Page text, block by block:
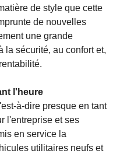
de style que cette
de nouvelles
une grande
la sécurité, au confort et,
l'heure
à-dire presque en tant
l'entreprise et ses
en service la
utilitaires neufs et